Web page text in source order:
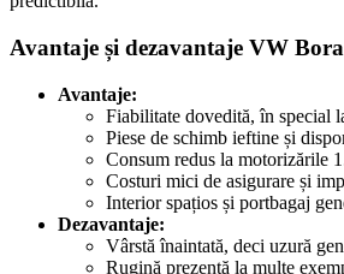
Avantaje și dezavantaje VW
Avantaje:
Fiabilitate dovedită, în special
Piese de schimb ieftine și
Consum redus la motorizările
Costuri mici de asigurare și
Interior spațios și portbagaj
Dezavantaje:
Vârstă înaintată, deci uzură
Rugină prezentă la multe